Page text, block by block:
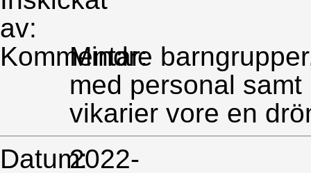
av:
Kommentar:
Mindre
med personal samt
vikarier vore en
Datum:2022-